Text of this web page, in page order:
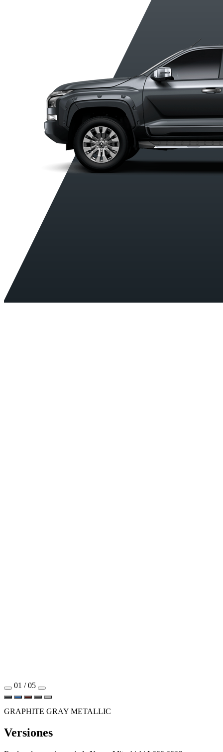
01 / 05
GRAPHITE GRAY METALLIC
Versiones